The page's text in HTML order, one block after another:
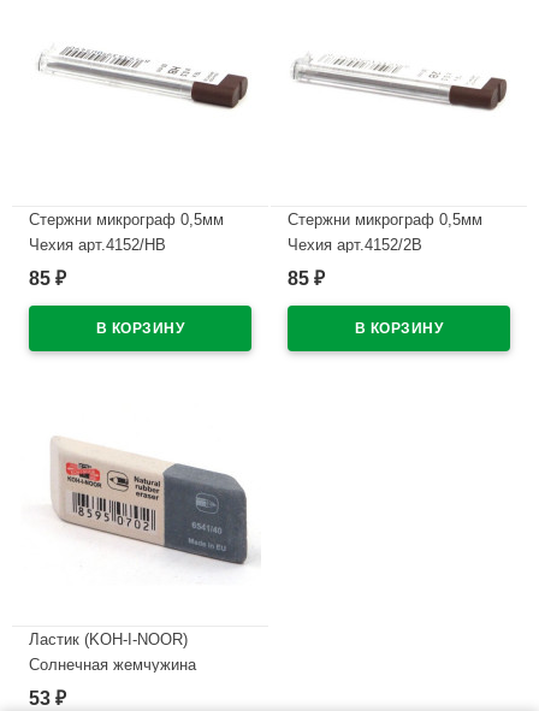
Стержни микрограф 0,5мм
Чехия арт.4152/НВ
В наличии
85 ₽
Стержни микрограф 0,5мм
Чехия арт.4152/2В
В наличии
85 ₽
Ластик (KOH-I-NOOR)
Солнечная жемчужина
(Sunpearl) 60*18мм
53 ₽